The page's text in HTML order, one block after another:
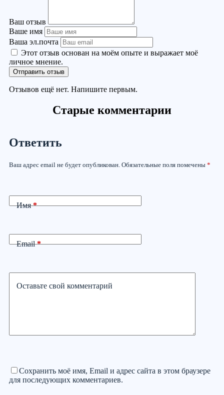
Ваш отзыв
Ваше имя
Ваша эл.почта
Этот отзыв основан на моём опыте и выражает моё
личное мнение.
Отправить отзыв
Отзывов ещё нет. Напишите первым.
Старые комментарии
Ответить
Ваш адрес email не будет опубликован. Обязательные поля помечены *
Имя*
Email*
Оставьте свой комментарий
Сохранить моё имя, Email и адрес сайта в этом браузере
для последующих комментариев.